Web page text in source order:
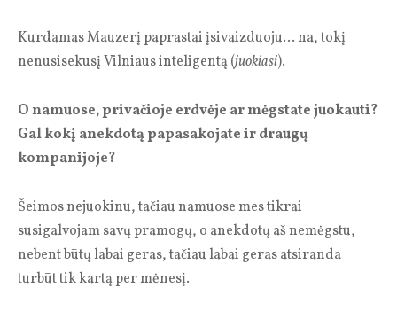
Kurdamas Mauzerį paprastai įsivaizduoju… na, tokį
nenusisekusį Vilniaus inteligentą (juokiasi).
O namuose, privačioje erdvėje ar mėgstate juokauti?
Gal kokį anekdotą papasakojate ir draugų
kompanijoje?
Šeimos nejuokinu, tačiau namuose mes tik­rai
susigalvojam savų pramogų, o anekdotų aš nemėgstu,
nebent būtų labai geras, tačiau labai geras atsiranda
turbūt tik kartą per mėnesį.